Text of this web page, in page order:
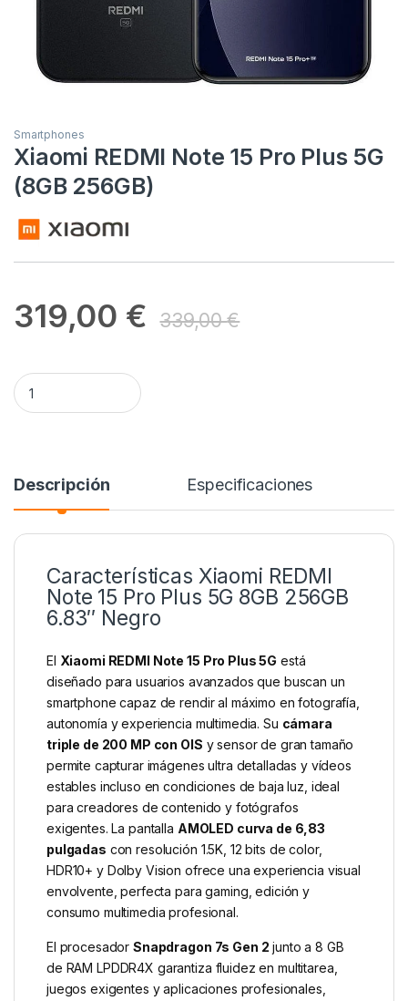
Smartphones
Xiaomi REDMI Note 15 Pro Plus 5G
(8GB 256GB)
319,00 € 339,00€
Xiaomi REDMI Note 15 Pro Plus 5G (8GB 256GB) quantity
Descripción Especificaciones
Características Xiaomi REDMI
Note 15 Pro Plus 5G 8GB 256GB
6.83″ Negro
El Xiaomi REDMI Note 15 Pro Plus 5G está
diseñado para usuarios avanzados que buscan un
smartphone capaz de rendir al máximo en fotografía,
autonomía y experiencia multimedia. Su cámara
triple de 200 MP con OIS y sensor de gran tamaño
permite capturar imágenes ultra detalladas y vídeos
estables incluso en condiciones de baja luz, ideal
para creadores de contenido y fotógrafos
exigentes. La pantalla AMOLED curva de 6,83
pulgadas con resolución 1.5K, 12 bits de color,
HDR10+ y Dolby Vision ofrece una experiencia visual
envolvente, perfecta para gaming, edición y
consumo multimedia profesional.
El procesadorSnapdragon 7s Gen 2 junto a 8 GB
de RAM LPDDR4X garantiza fluidez en multitarea,
juegos exigentes y aplicaciones profesionales,